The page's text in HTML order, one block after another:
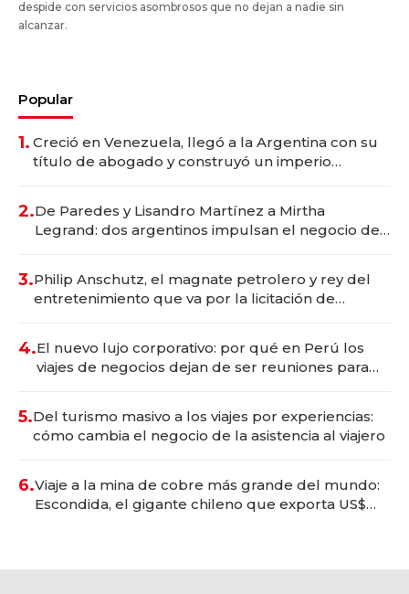
despide con servicios asombrosos que no dejan a nadie sin
alcanzar.
Popular
1. Creció en Venezuela, llegó a la Argentina con su
título de abogado y construyó un imperio
2.De Paredes y Lisandro Martínez a Mirtha
Legrand: dos argentinos impulsan el negocio del
3.Philip Anschutz, el magnate petrolero y rey del
entretenimiento que va por la licitación de
4.El nuevo lujo corporativo: por qué en Perú los
viajes de negocios dejan de ser reuniones para
5.Del turismo masivo a los viajes por experiencias:
cómo cambia el negocio de la asistencia al viajero
6.Viaje a la mina de cobre más grande del mundo:
Escondida, el gigante chileno que exporta US$